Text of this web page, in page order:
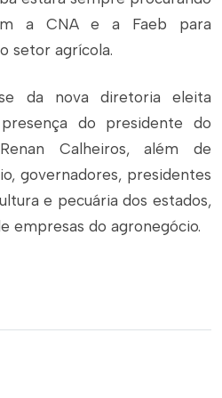
a CNA e a Faeb para
setor agrícola.
da nova diretoria eleita
do presidente do
Calheiros, além de
governadores, presidentes
e pecuária dos estados,
empresas do agronegócio.